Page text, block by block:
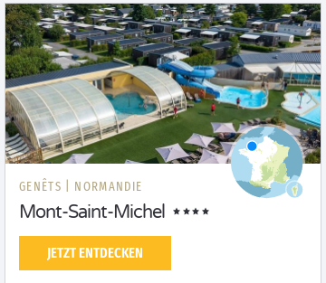
GENÊTS | NORMANDIE
Mont-Saint-Michel
JETZT ENTDECKEN